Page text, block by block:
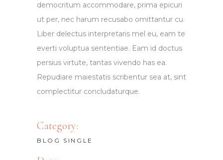
democritum accommodare, prima epicuri
ut per, nec harum recusabo omittantur cu.
Liber delectus interpretaris mel eu, eam te
everti voluptua sententiae. Eam id doctus
persius virtute, tantas vivendo has ea.
Repudiare maiestatis scribentur sea at, sint
complectitur concludaturque.
Category:
BLOG SINGLE